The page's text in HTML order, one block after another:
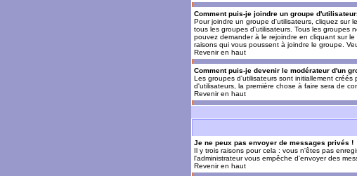
Comment puis-je joindre un groupe
Pour joindre un groupe d'utilisateurs, cliquez sur
tous les groupes d'utilisateurs. Tous les groupes
pouvez demander à le rejoindre en cliquant sur
raisons qui vous poussent à joindre le groupe.
Revenir en haut
Comment puis-je devenir le modérateur d'un
Les groupes d'utilisateurs sont initiallement
d'utilisateurs, la première chose à faire sera de
Revenir en haut
Je ne peux pas envoyer de messages privés !
Il y trois raisons pour cela : vous n'êtes pas
l'administrateur vous empêche d'envoyer des
Revenir en haut